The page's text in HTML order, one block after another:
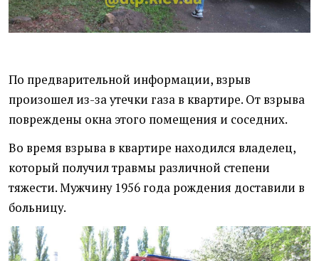
По предварительной информации, взрыв
произошел из-за утечки газа в квартире. От взрыва
повреждены окна этого помещения и соседних.
Во время взрыва в квартире находился владелец,
который получил травмы различной степени
тяжести. Мужчину 1956 года рождения доставили в
больницу.